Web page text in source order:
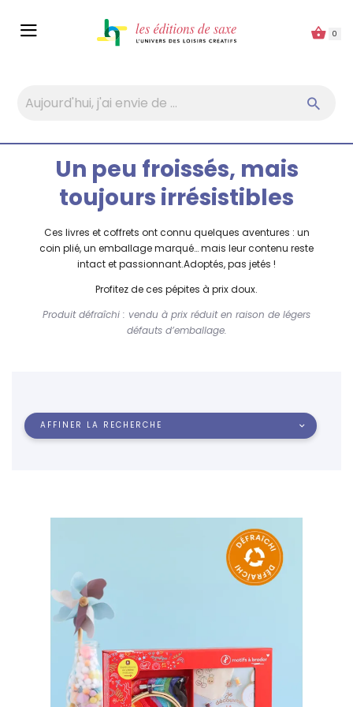
0
Un peu froissés, mais
toujours irrésistibles
Ces livres et coffrets ont connu quelques aventures : un
coin plié, un emballage marqué… mais leur contenu reste
intact et passionnant.Adoptés, pas jetés !
Profitez de ces pépites à prix doux.
Produit défraîchi : vendu à prix réduit en raison de légers
défauts d’emballage.
AFFINER LA RECHERCHE